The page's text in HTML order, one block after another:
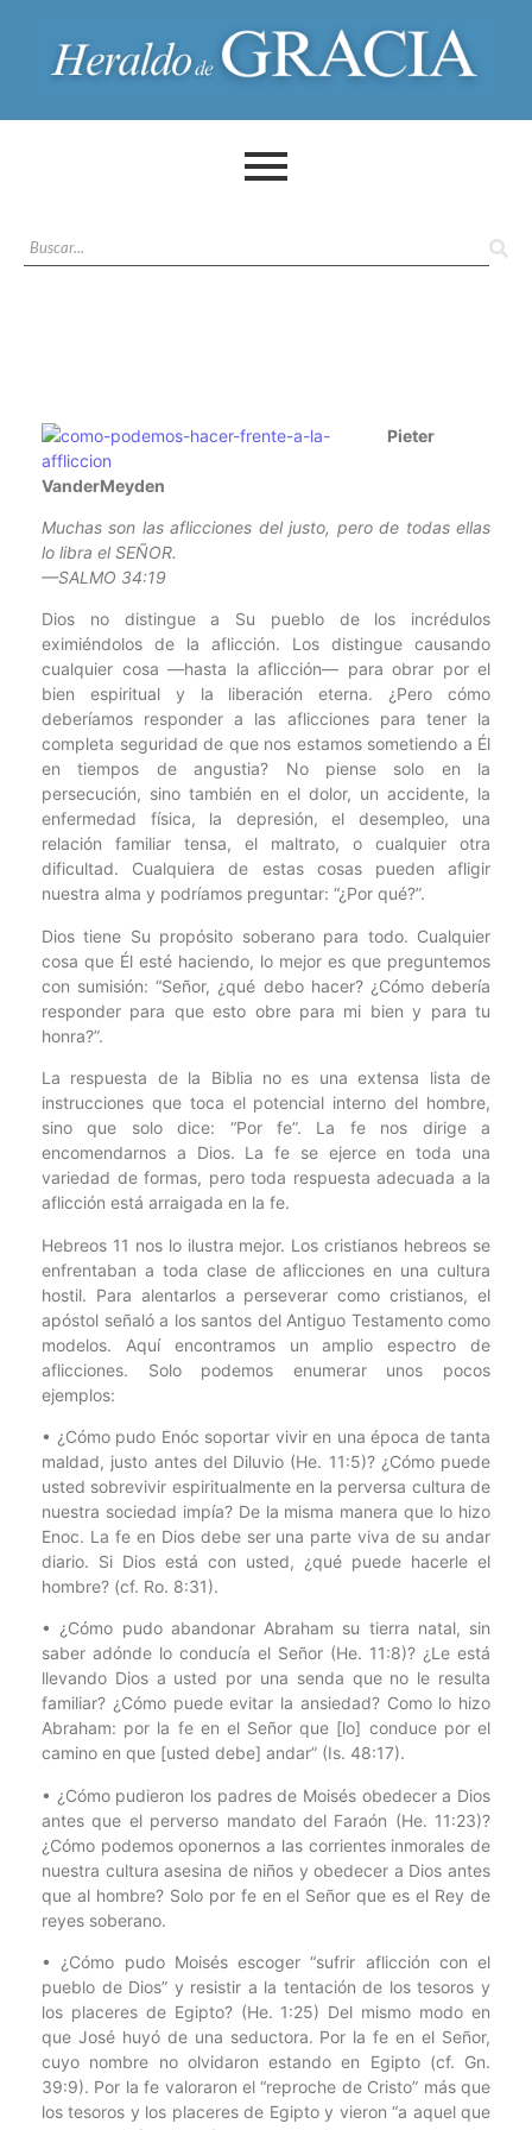
Pieter
VanderMeyden
Muchas son las aflicciones del justo, pero de todas ellas
lo libra el SEÑOR.
—SALMO 34:19
Dios no distingue a Su pueblo de los incrédulos
eximiéndolos de la aflicción. Los distingue causando
cualquier cosa —hasta la aflicción— para obrar por el
bien espiritual y la liberación eterna. ¿Pero cómo
deberíamos responder a las aflicciones para tener la
completa seguridad de que nos estamos sometiendo a Él
en tiempos de angustia? No piense solo en la
persecución, sino también en el dolor, un accidente, la
enfermedad física, la depresión, el desempleo, una
relación familiar tensa, el maltrato, o cualquier otra
dificultad. Cualquiera de estas cosas pueden afligir
nuestra alma y podríamos preguntar: “¿Por qué?”.
Dios tiene Su propósito soberano para todo. Cualquier
cosa que Él esté haciendo, lo mejor es que preguntemos
con sumisión: “Señor, ¿qué debo hacer? ¿Cómo debería
responder para que esto obre para mi bien y para tu
honra?”.
La respuesta de la Biblia no es una extensa lista de
instrucciones que toca el potencial interno del hombre,
sino que solo dice: “Por fe”. La fe nos dirige a
encomendarnos a Dios. La fe se ejerce en toda una
variedad de formas, pero toda respuesta adecuada a la
aflicción está arraigada en la fe.
Hebreos 11 nos lo ilustra mejor. Los cristianos hebreos se
enfrentaban a toda clase de aflicciones en una cultura
hostil. Para alentarlos a perseverar como cristianos, el
apóstol señaló a los santos del Antiguo Testamento como
modelos. Aquí encontramos un amplio espectro de
aflicciones. Solo podemos enumerar unos pocos
ejemplos:
• ¿Cómo pudo Enóc soportar vivir en una época de tanta
maldad, justo antes del Diluvio (He. 11:5)? ¿Cómo puede
usted sobrevivir espiritualmente en la perversa cultura de
nuestra sociedad impía? De la misma manera que lo hizo
Enoc. La fe en Dios debe ser una parte viva de su andar
diario. Si Dios está con usted, ¿qué puede hacerle el
hombre? (cf. Ro. 8:31).
• ¿Cómo pudo abandonar Abraham su tierra natal, sin
saber adónde lo conducía el Señor (He. 11:8)? ¿Le está
llevando Dios a usted por una senda que no le resulta
familiar? ¿Cómo puede evitar la ansiedad? Como lo hizo
Abraham: por la fe en el Señor que [lo] conduce por el
camino en que [usted debe] andar” (Is. 48:17).
• ¿Cómo pudieron los padres de Moisés obedecer a Dios
antes que el perverso mandato del Faraón (He. 11:23)?
¿Cómo podemos oponernos a las corrientes inmorales de
nuestra cultura asesina de niños y obedecer a Dios antes
que al hombre? Solo por fe en el Señor que es el Rey de
reyes soberano.
• ¿Cómo pudo Moisés escoger “sufrir aflicción con el
pueblo de Dios” y resistir a la tentación de los tesoros y
los placeres de Egipto? (He. 1:25) Del mismo modo en
que José huyó de una seductora. Por la fe en el Señor,
cuyo nombre no olvidaron estando en Egipto (cf. Gn.
39:9). Por la fe valoraron el “reproche de Cristo” más que
los tesoros y los placeres de Egipto y vieron “a aquel que